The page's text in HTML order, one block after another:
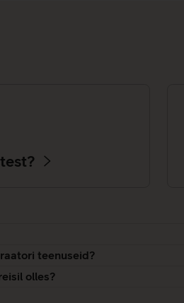
teenuseid?
olles?